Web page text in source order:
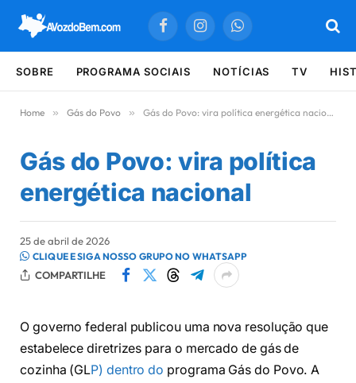
FacebookInstagramWhatsApp
SOBRE PROGRAMA SOCIAIS NOTÍCIAS TV
Home » Gás do Povo » Gás do Povo: vira política energética nacional
Gás do Povo: vira política
energética nacional
25 de abril de 2026
CLIQUE E SIGA NOSSO GRUPO NO WHATSAPP
COMPARTILHE
O governo federal publicou uma nova resolução que
estabelece diretrizes para o mercado de gás de
cozinha (GLP) dentro do programa Gás do Povo. A